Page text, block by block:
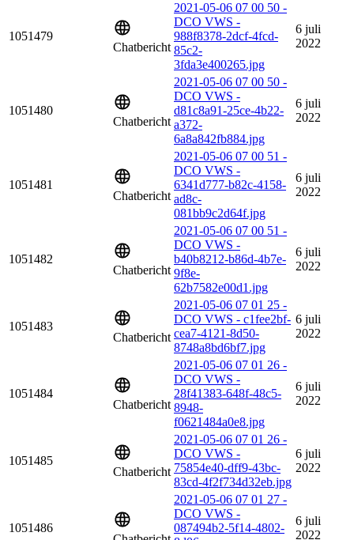
1051479
Chatbericht
2021-05-06 07 00 50 -
DCO VWS -
988f8378-2dcf-4fcd-
85c2-
3fda3e400265.jpg
6 juli
2022
1051480
Chatbericht
2021-05-06 07 00 50 -
DCO VWS -
d81c8a91-25ce-4b22-
a372-
6a8a842fb884.jpg
6 juli
2022
1051481
Chatbericht
2021-05-06 07 00 51 -
DCO VWS -
6341d777-b82c-4158-
ad8c-
081bb9c2d64f.jpg
6 juli
2022
1051482
Chatbericht
2021-05-06 07 00 51 -
DCO VWS -
b40b8212-b86d-4b7e-
9f8e-
62b7582e00d1.jpg
6 juli
2022
1051483
Chatbericht
2021-05-06 07 01 25 -
DCO VWS - c1fee2bf-
cea7-4121-8d50-
8748a8bd6bf7.jpg
6 juli
2022
1051484
Chatbericht
2021-05-06 07 01 26 -
DCO VWS -
28f41383-648f-48c5-
8948-
f0621484a0e8.jpg
6 juli
2022
1051485
Chatbericht
2021-05-06 07 01 26 -
DCO VWS -
75854e40-dff9-43bc-
83cd-4f2f734d32eb.jpg
6 juli
2022
1051486
2021-05-06 07 01 27 -
DCO VWS -
087494b2-5f14-4802-
6 juli
2022